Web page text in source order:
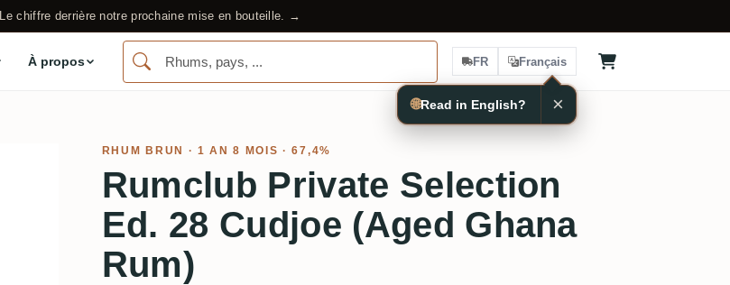
Le chiffre derrière notre prochaine mise en bouteille. →
À propos FR Français
RHUM BRUN · 1 AN 8 MOIS · 67,4%
Rumclub Private Selection
Ed. 28 Cudjoe (Aged Ghana
Rum)
🌐Read in English? ×